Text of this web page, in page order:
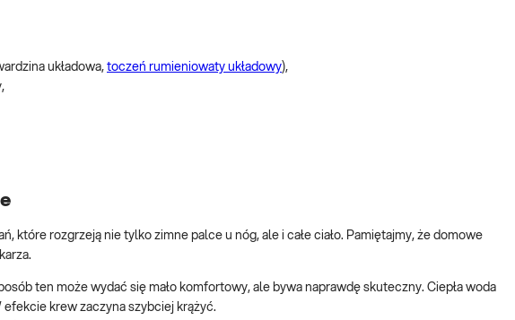
układowa, toczeń rumieniowaty układowy),
które rozgrzeją nie tylko zimne palce u nóg, ale i całe ciało. Pamiętajmy, że domowe
ten może wydać się mało komfortowy, ale bywa naprawdę skuteczny. Ciepła woda
krew zaczyna szybciej krążyć.